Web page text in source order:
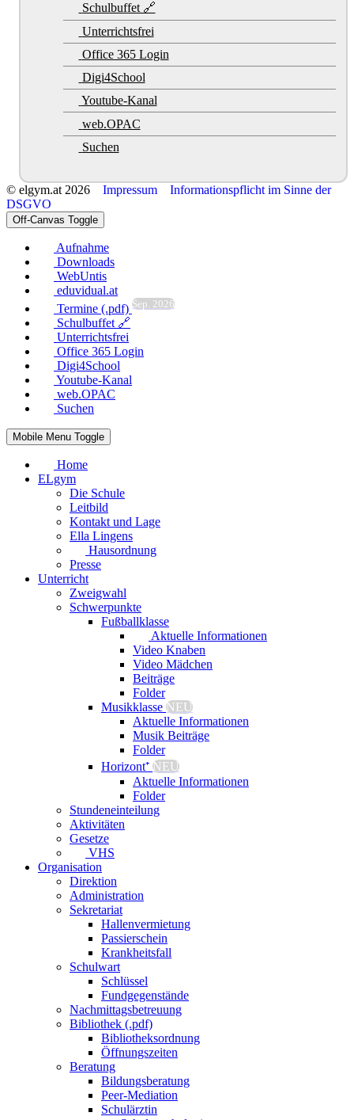
Schulbuffet 🔗
Unterrichtsfrei
Office 365 Login
Digi4School
Youtube-Kanal
web.OPAC
Suchen
© elgym.at 2026 Impressum
Informationspflicht im Sinne der
DSGVO
Off-Canvas Toggle
Aufnahme
Downloads
WebUntis
eduvidual.at
Termine (.pdf) Sep. 2026
Schulbuffet 🔗
Unterrichtsfrei
Office 365 Login
Digi4School
Youtube-Kanal
web.OPAC
Suchen
Mobile Menu Toggle
Home
ELgym
Die Schule
Leitbild
Kontakt und Lage
Ella Lingens
Hausordnung
Presse
Unterricht
Zweigwahl
Schwerpunkte
Fußballklasse
Aktuelle Informationen
Video Knaben
Video Mädchen
Beiträge
Folder
Musikklasse NEU
Aktuelle Informationen
Musik Beiträge
Folder
Horizont⁺ NEU
Aktuelle Informationen
Folder
Stundeneinteilung
Aktivitäten
Gesetze
VHS
Organisation
Direktion
Administration
Sekretariat
Hallenvermietung
Passierschein
Krankheitsfall
Schulwart
Schlüssel
Fundgegenstände
Nachmittagsbetreuung
Bibliothek (.pdf)
Bibliotheksordnung
Öffnungszeiten
Beratung
Bildungsberatung
Peer-Mediation
Schulärztin